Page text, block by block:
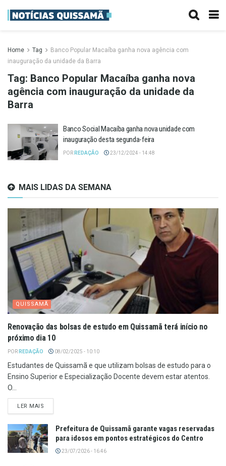
Home Tag
Banco Popular Macaíba ganha nova agência com
inauguração da unidade da Barra
Tag: Banco Popular Macaíba ganha nova
agência com inauguração da unidade da
Barra
Banco Social Macaíba ganha nova unidade com
inauguração desta segunda-feira
POR REDAÇÃO 23/12/2024 - 14:48
MAIS LIDAS DA SEMANA
QUISSAMÃ
Renovação das bolsas de estudo em Quissamã terá início no
próximo dia 10
POR REDAÇÃO 08/02/2025 - 10:10
Estudantes de Quissamã e que utilizam bolsas de estudo para o
Ensino Superior e Especialização Docente devem estar atentos.
O...
LER MAIS
Prefeitura de Quissamã garante vagas reservadas
para idosos em pontos estratégicos do Centro
23/07/2026 - 16:46